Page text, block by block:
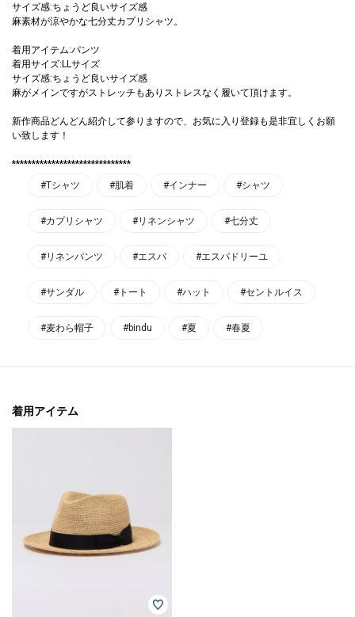
サイズ感:ちょうど良いサイズ感
麻素材が涼やかな七分丈カプリシャツ。
着用アイテム:パンツ
着用サイズ:LLサイズ
サイズ感:ちょうど良いサイズ感
麻がメインですがストレッチもありストレスなく履いて頂けます。
新作商品どんどん紹介して参りますので、お気に入り登録も是非宜しくお願
い致します！
******************************
#Tシャツ
#肌着 #インナー #シャツ
#カプリシャツ #リネンシャツ #七分丈
#リネンパンツ #エスパ #エスパドリーユ
#サンダル #トート #ハット #セントルイス
#麦わら帽子 #bindu #夏 #春夏
着用アイテム